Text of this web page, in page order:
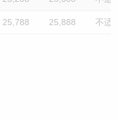
25,788 25,888 不适